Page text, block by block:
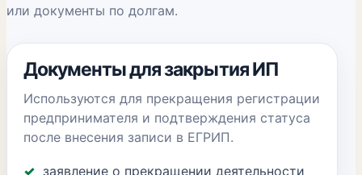
или документы по долгам.
Документы для закрытия ИП
Используются для прекращения регистрации
предпринимателя и подтверждения статуса
после внесения записи в ЕГРИП.
заявление о прекращении деятельности